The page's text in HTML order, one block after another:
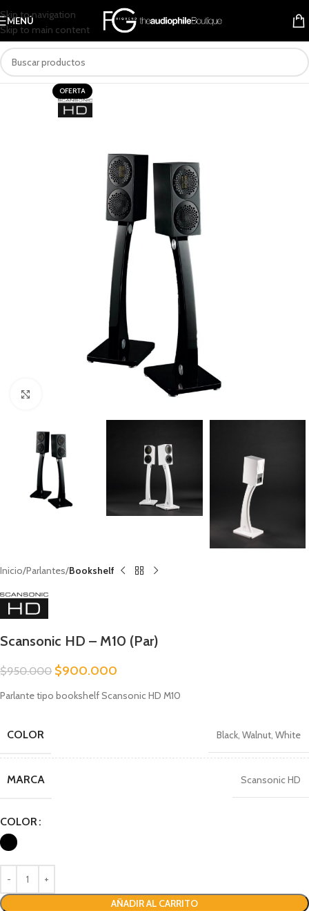
Skip to navigation
Skip to main content
MENÚ
OFERTA
Inicio Parlantes Bookshelf
Scansonic HD – M10 (Par)
$950.000 $900.000
Parlante tipo bookshelf Scansonic HD M10
COLOR Black, Walnut, White
MARCA Scansonic HD
COLOR
AÑADIR AL CARRITO